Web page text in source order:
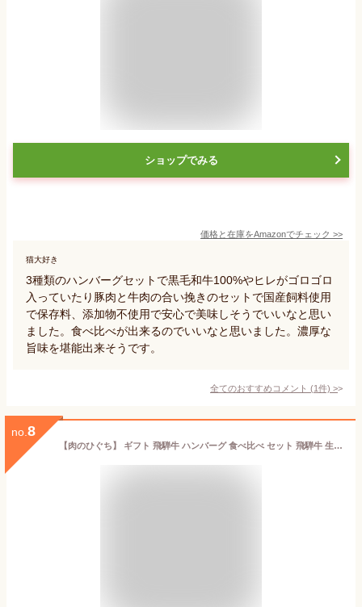
ショップでみる
価格と在庫をAmazonでチェック >>
猫大好き
3種類のハンバーグセットで黒毛和牛100%やヒレがゴロゴロ
入っていたり豚肉と牛肉の合い挽きのセットで国産飼料使用
で保存料、添加物不使用で安心で美味しそうでいいなと思い
ました。食べ比べが出来るのでいいなと思いました。濃厚な
旨味を堪能出来そうです。
全てのおすすめコメント (1件) >
no. 8
【肉のひぐち】 ギフト 飛騨牛 ハンバーグ 食べ比べ セット 飛騨牛 生ハンバーグ３ヶ 煮込みハンバーグ3ヶ 冷凍総菜